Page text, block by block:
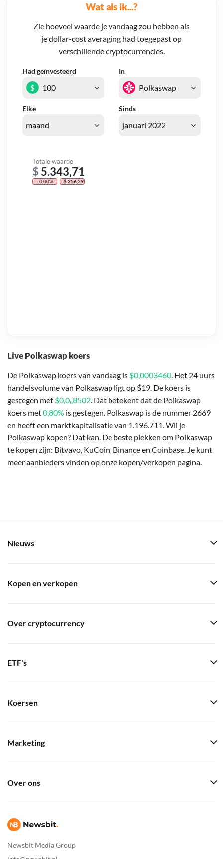
Live Polkaswap koers
De Polkaswap koers van vandaag is $0,0003460. Het 24 uurs
handelsvolume van Polkaswap ligt op $19. De koers is
gestegen met $0,0₆8502. Dat betekent dat de Polkaswap
koers met0,80% is gestegen. Polkaswap is de nummer 2669
en heeft een marktkapitalisatie van 1.196.711. Wil je
Polkaswap kopen? Dat kan. De beste plekken om Polkaswap
te kopen zijn: Bitvavo, KuCoin, Binance en Coinbase. Je kunt
meer aanbieders vinden op onze kopen/verkopen pagina.
Wat als ik...?
Zie hoeveel waarde je vandaag zou hebben als
je dollar-cost averaging had toegepast op
verschillende cryptocurrencies.
Had geïnvesteerd In
Elke Sinds
$
Totale waarde
$ 5.343,71
- 0,00% - $ 256,29
Newsbit Media Group
Nieuws
Kopen en verkopen
Over cryptocurrency
ETF's
Koersen
Marketing
Over ons